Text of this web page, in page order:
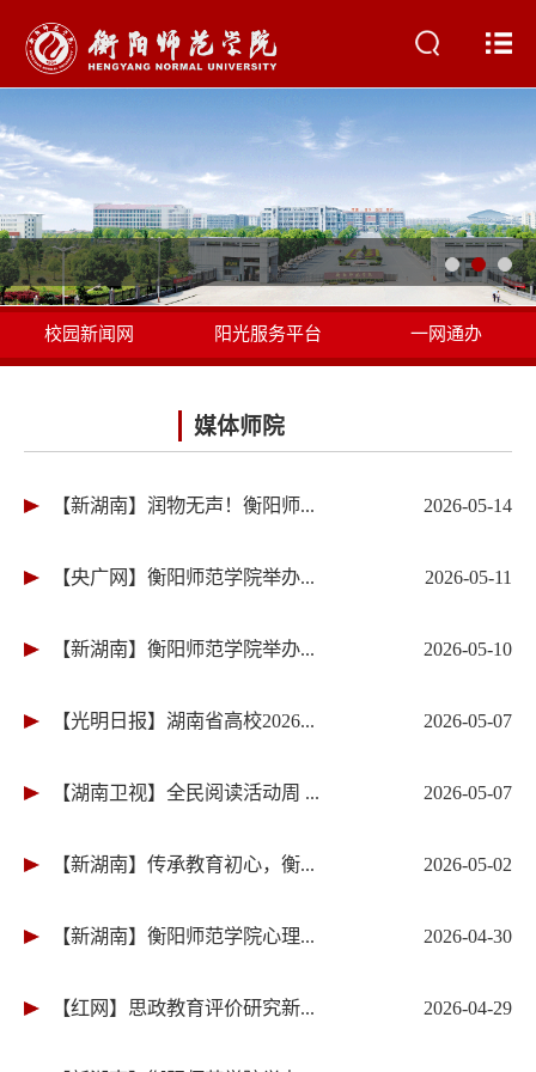
省学生资
校园新闻网 阳光服务平台 一网通办
媒体师院
2026-05-14
【新湖南】润物无声！衡阳师...
2026-05-11
【央广网】衡阳师范学院举办...
2026-05-10
【新湖南】衡阳师范学院举办...
2026-05-07
【光明日报】湖南省高校2026...
2026-05-07
【湖南卫视】全民阅读活动周 ...
2026-05-02
【新湖南】传承教育初心，衡...
2026-04-30
【新湖南】衡阳师范学院心理...
2026-04-29
【红网】思政教育评价研究新...